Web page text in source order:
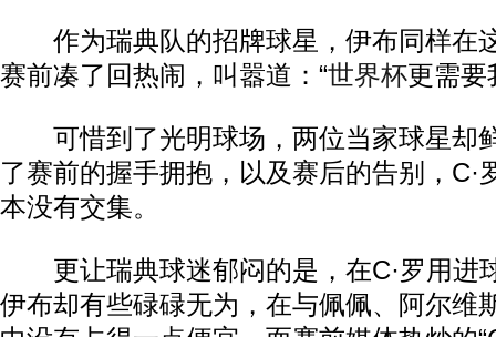
作为瑞典队的招牌球星，伊布同样在
赛前凑了回热闹，叫嚣道：“世界杯更需要
可惜到了光明球场，两位当家球星却
了赛前的握手拥抱，以及赛后的告别，C·
本没有交集。
更让瑞典球迷郁闷的是，在C·罗用进
伊布却有些碌碌无为，在与佩佩、阿尔维